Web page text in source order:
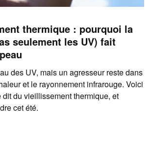
thermique : pourquoi la
seulement les UV) fait
des UV, mais un agresseur reste dans
et le rayonnement infrarouge. Voici
du vieillissement thermique, et
cet été.